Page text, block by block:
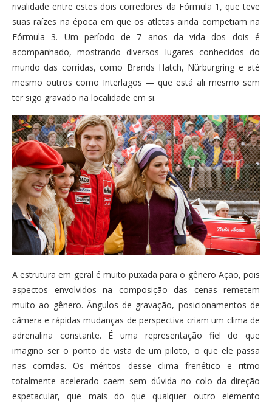
rivalidade entre estes dois corredores da Fórmula 1, que teve
suas raízes na época em que os atletas ainda competiam na
Fórmula 3. Um período de 7 anos da vida dos dois é
acompanhado, mostrando diversos lugares conhecidos do
mundo das corridas, como Brands Hatch, Nürburgring e até
mesmo outros como Interlagos — que está ali mesmo sem
ter sigo gravado na localidade em si.
A estrutura em geral é muito puxada para o gênero Ação, pois
aspectos envolvidos na composição das cenas remetem
muito ao gênero. Ângulos de gravação, posicionamentos de
câmera e rápidas mudanças de perspectiva criam um clima de
adrenalina constante. É uma representação fiel do que
imagino ser o ponto de vista de um piloto, o que ele passa
nas corridas. Os méritos desse clima frenético e ritmo
totalmente acelerado caem sem dúvida no colo da direção
espetacular, que mais do que qualquer outro elemento